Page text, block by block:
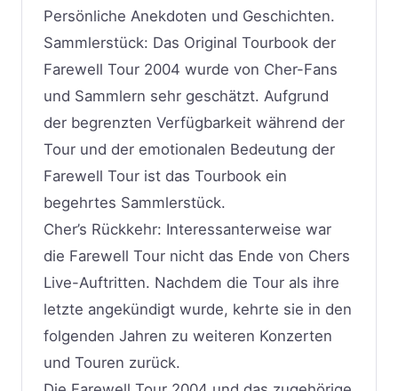
Persönliche Anekdoten und Geschichten.
Sammlerstück: Das Original Tourbook der
Farewell Tour 2004 wurde von Cher-Fans
und Sammlern sehr geschätzt. Aufgrund
der begrenzten Verfügbarkeit während der
Tour und der emotionalen Bedeutung der
Farewell Tour ist das Tourbook ein
begehrtes Sammlerstück.
Cher’s Rückkehr: Interessanterweise war
die Farewell Tour nicht das Ende von Chers
Live-Auftritten. Nachdem die Tour als ihre
letzte angekündigt wurde, kehrte sie in den
folgenden Jahren zu weiteren Konzerten
und Touren zurück.